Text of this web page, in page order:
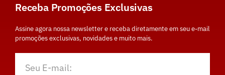
Receba Promoções Exclusivas
Assine agora nossa newsletter e receba diretamente em seu e-mail
promoções exclusivas, novidades e muito mais.